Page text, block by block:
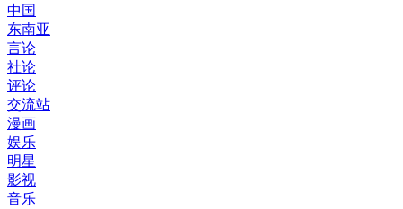
中国
东南亚
言论
社论
评论
交流站
漫画
娱乐
明星
影视
音乐